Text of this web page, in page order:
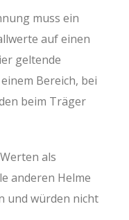
muss ein
auf einen
geltende
Bereich, bei
beim Träger
als
anderen Helme
und würden nicht